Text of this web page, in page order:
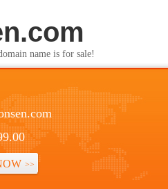
name is for sale!
>>